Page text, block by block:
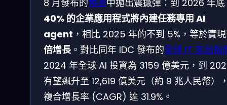
8 月發布的預測中拋出震撼彈：到 2026 年
40% 的企業應用程式將內建任務專用 AI
agent ，相比 2025 年的不到 5%，等於實
倍增長。對比同年 IDC 發布的全球 IT 支出指
2024 年全球 AI 投資為 3159 億美元，到
有望飆升至 12,619 億美元（約 9 兆人民幣）
複合增長率 (CAGR) 達 31.9%。